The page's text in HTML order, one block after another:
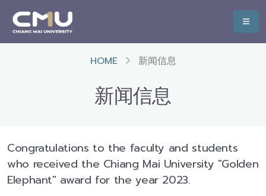
HOME 新闻信息
新闻信息
Congratulations to the faculty and students
who received the Chiang Mai University "Golden
Elephant" award for the year 2023.